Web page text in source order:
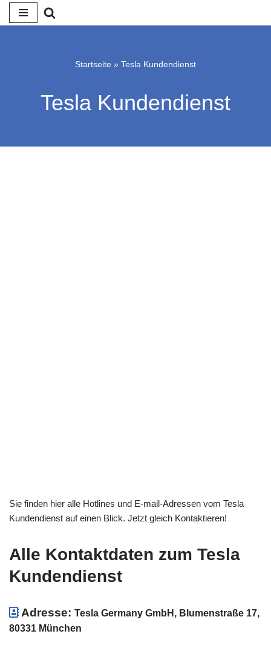
Startseite » Tesla Kundendienst
Tesla Kundendienst
Sie finden hier alle Hotlines und E-mail-Adressen vom Tesla
Kundendienst auf einen Blick. Jetzt gleich Kontaktieren!
Alle Kontaktdaten zum Tesla
Kundendienst
Adresse: Tesla Germany GmbH, Blumenstraße 17,
80331 München